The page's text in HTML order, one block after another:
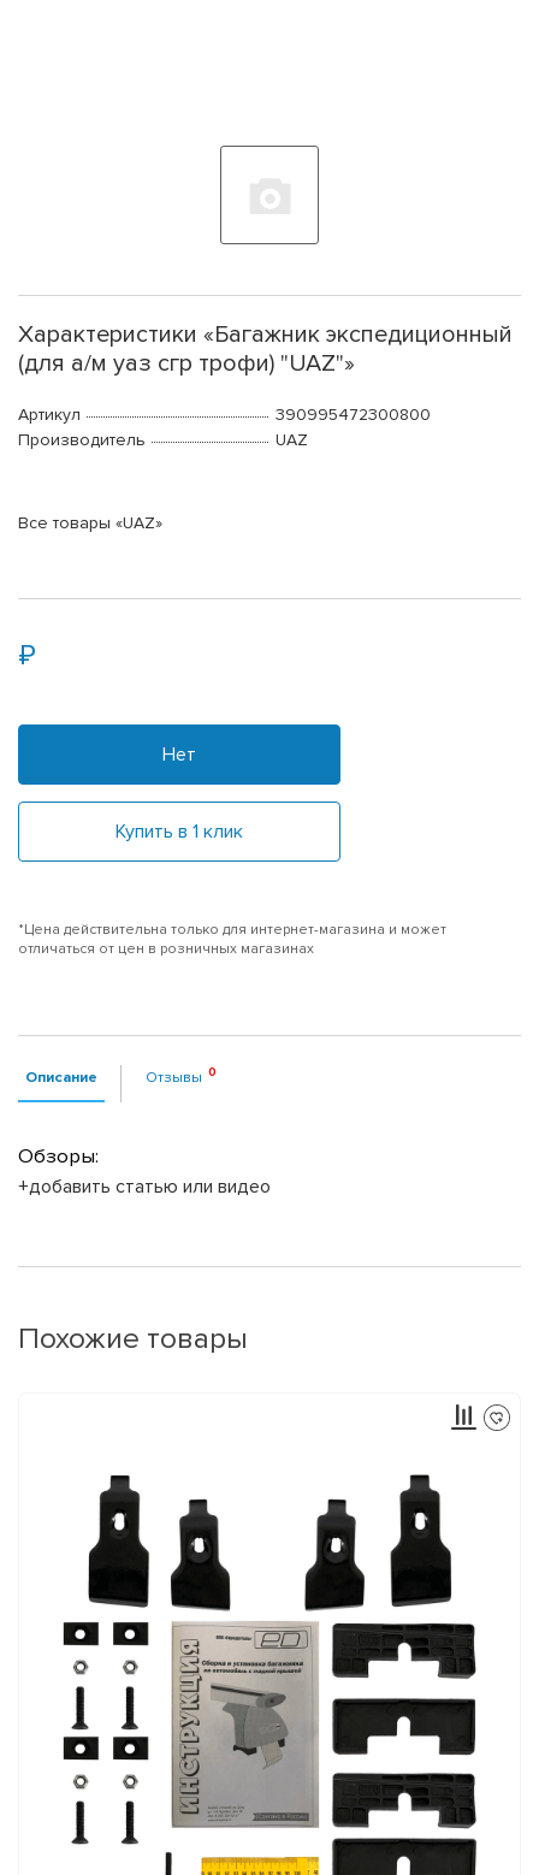
Характеристики «Багажник экспедиционный
(для а/м уаз сгр трофи) "UAZ"»
Артикул
390995472300800
Производитель
UAZ
Все товары «UAZ»
Нет
Купить в 1 клик
*Цена действительна только для интернет-магазина и может
отличаться от цен в розничных магазинах
Описание Отзывы
Обзоры:
+добавить статью или видео
Похожие товары